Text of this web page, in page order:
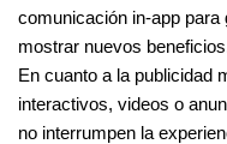
comunicación in-app
mostrar nuevos
En cuanto a la publicidad
interactivos, videos o
no interrumpen la